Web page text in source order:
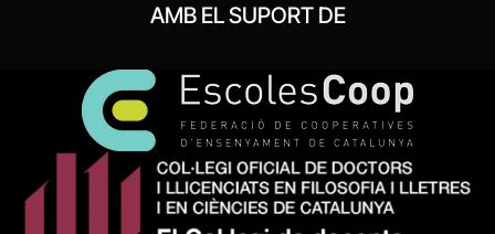
AMB EL SUPORT DE